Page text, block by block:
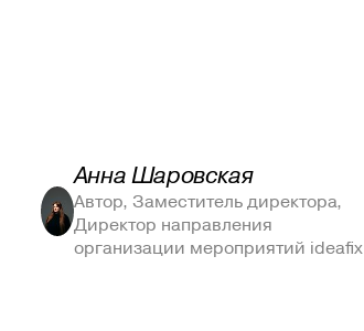
Анна Шаровская
Автор, Заместитель директора,
Директор направления
организации мероприятий ideafix